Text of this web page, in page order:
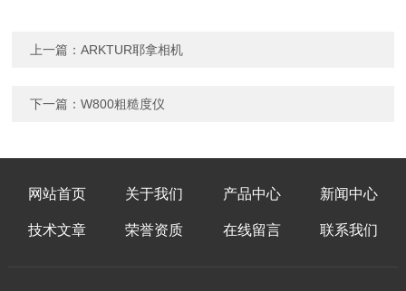
上一篇：ARKTUR耶拿相机
下一篇：W800粗糙度仪
网站首页 关于我们 产品中心 新闻中心
技术文章 荣誉资质 在线留言 联系我们